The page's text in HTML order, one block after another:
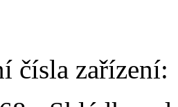
čísla zařízení: